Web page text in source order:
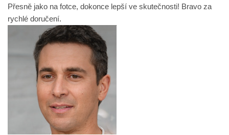
Přesně jako na fotce, dokonce lepší ve skutečnosti! Bravo za
rychlé doručení.